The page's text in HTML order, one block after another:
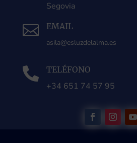
Segovia
 EMAIL
asila@esluzdelalma.es
 TELÉFONO
+34 651 74 57 95